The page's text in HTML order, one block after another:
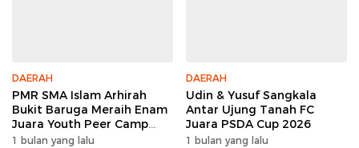
DAERAH
PMR SMA Islam Arhirah
Bukit Baruga Meraih Enam
Juara Youth Peer Camp
2026
1 bulan yang lalu
DAERAH
Udin & Yusuf Sangkala
Antar Ujung Tanah FC
Juara PSDA Cup 2026
1 bulan yang lalu